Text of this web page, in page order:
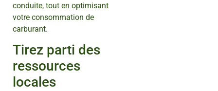
conduite, tout en optimisant
votre consommation de
carburant.
Tirez parti des
ressources
locales